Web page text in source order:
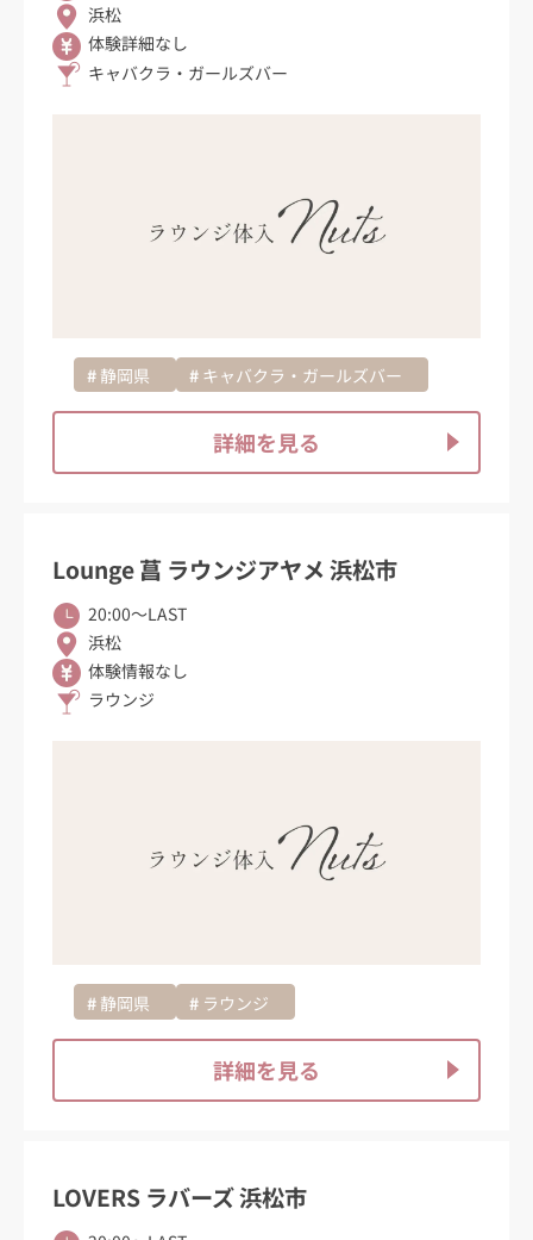
浜松
体験詳細なし
キャバクラ・ガールズバー
静岡県 キャバクラ・ガールズバー
詳細を見る
Lounge 菖 ラウンジアヤメ 浜松市
20:00〜LAST
浜松
体験情報なし
ラウンジ
静岡県 ラウンジ
詳細を見る
LOVERS ラバーズ 浜松市